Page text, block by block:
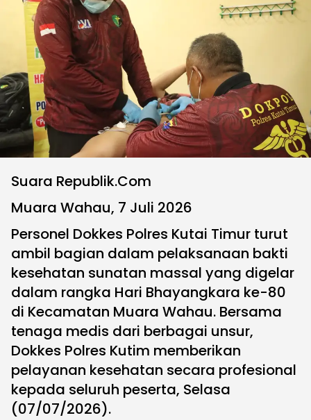
Suara Republik.Com
Muara Wahau, 7 Juli 2026
Personel Dokkes Polres Kutai Timur turut
ambil bagian dalam pelaksanaan bakti
kesehatan sunatan massal yang digelar
dalam rangka Hari Bhayangkara ke-80
di Kecamatan Muara Wahau. Bersama
tenaga medis dari berbagai unsur,
Dokkes Polres Kutim memberikan
pelayanan kesehatan secara profesional
kepada seluruh peserta, Selasa
(07/07/2026).